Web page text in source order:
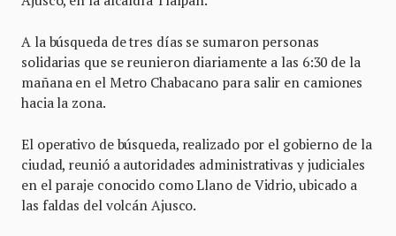
A la búsqueda de tres días se sumaron personas
solidarias que se reunieron diariamente a las 6:30 de la
mañana en el Metro Chabacano para salir en camiones
hacia la zona.
El operativo de búsqueda, realizado por el gobierno de la
ciudad, reunió a autoridades administrativas y judiciales
en el paraje conocido como Llano de Vidrio, ubicado a
las faldas del volcán Ajusco.